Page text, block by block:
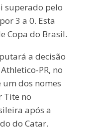
superado pelo
3 a 0. Esta
Copa do Brasil.
a decisão
PR, no
dos nomes
Tite no
após a
do Catar.